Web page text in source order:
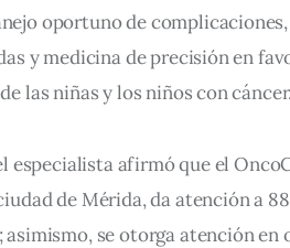
oportuno de
y medicina de precisión en
las niñas y los niños con
especialista afirmó que el
de Mérida, da atención a
se otorga atención en